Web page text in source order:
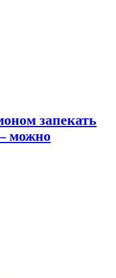
запекать
можно